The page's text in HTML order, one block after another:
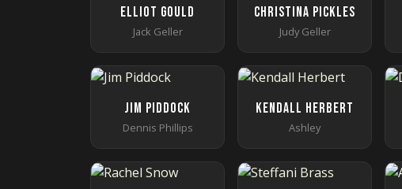
Elliot Gould
Jack Geller
Christina Pickles
Judy Geller
Jim Piddock
Dennis Phillips
Kendall Herbert
Ashley